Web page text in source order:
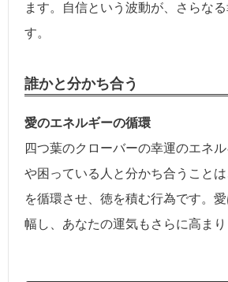
ます。自信という波動が、さらな
す。
誰かと分かち合う
愛のエネルギーの循環
四つ葉のクローバーの幸運のエネ
や困っている人と分かち合うこと
を循環させ、徳を積む行為です。
幅し、あなたの運気もさらに高まり